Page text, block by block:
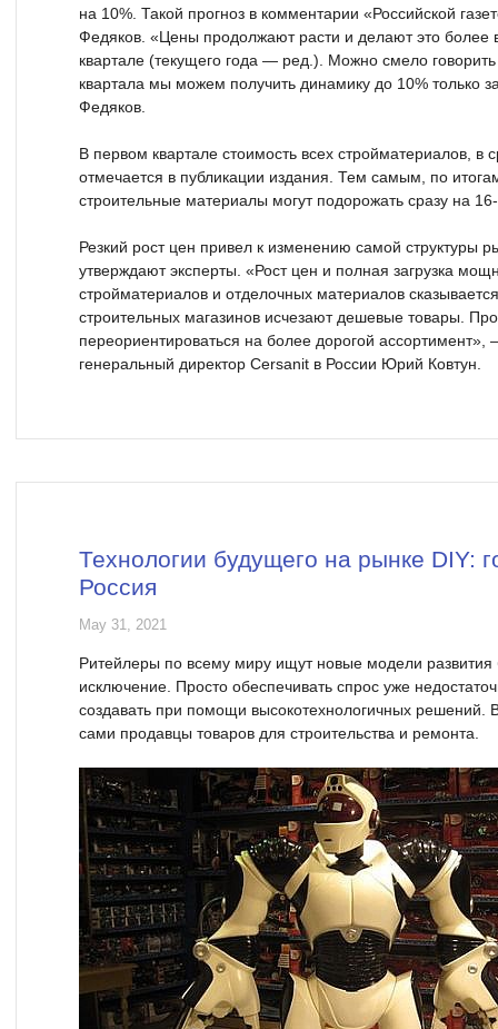
на 10%. Такой прогноз в комментарии «Российской
Федяков. «Цены продолжают расти и делают это
квартале (текущего года — ред.). Можно смело говорить
квартала мы можем получить динамику до 10% только
Федяков.
В первом квартале стоимость всех стройматериалов, в
отмечается в публикации издания. Тем самым, по
строительные материалы могут подорожать сразу на
Резкий рост цен привел к изменению самой структуры
утверждают эксперты. «Рост цен и полная загрузка
стройматериалов и отделочных материалов
строительных магазинов исчезают дешевые товары.
переориентироваться на более дорогой ассортимент»,
генеральный директор Cersanit в России Юрий Ковтун.
Технологии будущего на рынке DIY:
Россия
May 31, 2021
Ритейлеры по всему миру ищут новые модели развития
исключение. Просто обеспечивать спрос уже
создавать при помощи высокотехнологичных решений.
сами продавцы товаров для строительства и ремонта.